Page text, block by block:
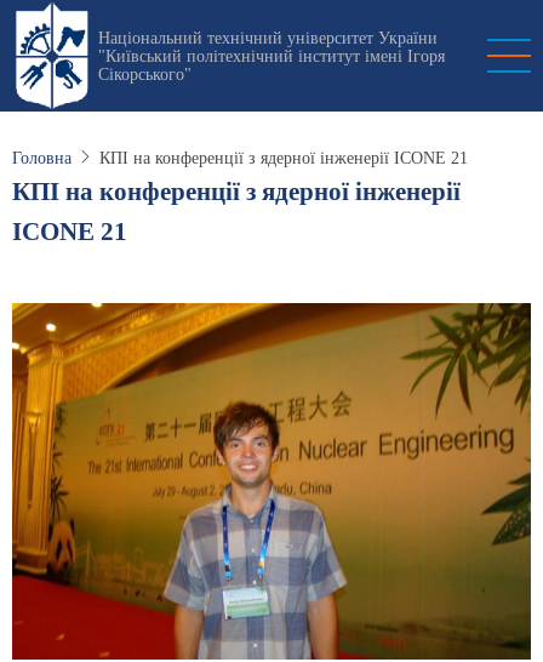
Перейти
основного
вмісту
Національний технічний університет України
"Київський політехнічний інститут імені Ігоря
Сікорського"
Головна КПІ на конференції з ядерної інженерії ICONE 21
КПІ на конференції з ядерної інженерії
ICONE 21